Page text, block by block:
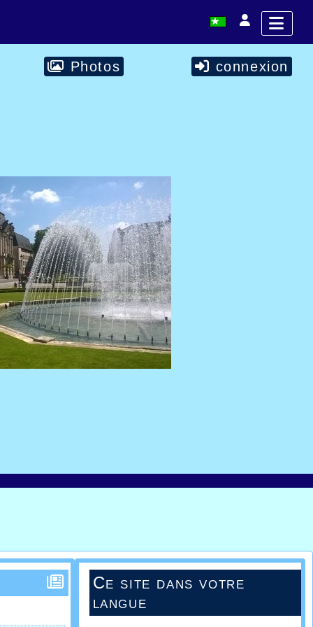
Photos connexion
Ce site dans votre
langue